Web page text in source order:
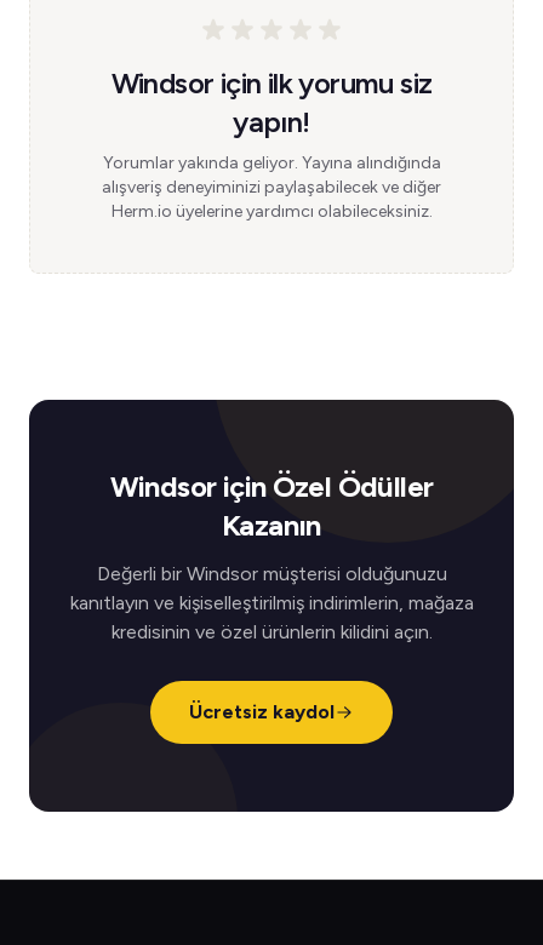
Windsor için ilk yorumu siz
yapın!
Yorumlar yakında geliyor. Yayına alındığında
alışveriş deneyiminizi paylaşabilecek ve diğer
Herm.io üyelerine yardımcı olabileceksiniz.
Windsor için Özel Ödüller
Kazanın
Değerli bir Windsor müşterisi olduğunuzu
kanıtlayın ve kişiselleştirilmiş indirimlerin, mağaza
kredisinin ve özel ürünlerin kilidini açın.
Ücretsiz kaydol